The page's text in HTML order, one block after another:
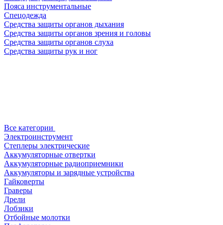
Пояса инструментальные
Спецодежда
Средства защиты органов дыхания
Средства защиты органов зрения и головы
Средства защиты органов слуха
Средства защиты рук и ног
Все категории
Электроинструмент
Степлеры электрические
Аккумуляторные отвертки
Аккумуляторные радиоприемники
Аккумуляторы и зарядные устройства
Гайковерты
Граверы
Дрели
Лобзики
Отбойные молотки